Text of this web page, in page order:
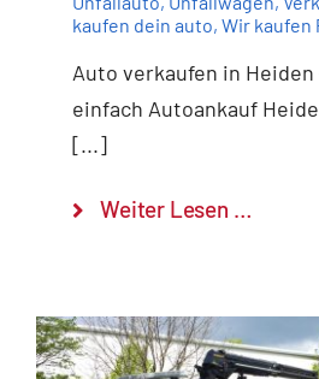
kaufen dein auto, Wir kaufen
Auto verkaufen in Heiden
einfach Autoankauf
[...]
Weiter Lesen …